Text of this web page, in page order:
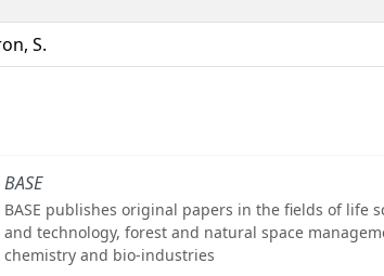
S.
BASE
BASE publishes original papers in the fields of life
and technology, forest and natural space
chemistry and bio-industries